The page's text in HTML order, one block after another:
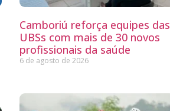
Camboriú reforça equipes das
UBSs com mais de 30 novos
profissionais da saúde
6 de agosto de 2026